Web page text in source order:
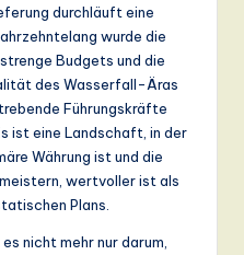
durchläuft eine
wurde die
Budgets und die
des Wasserfall-Äras
Führungskräfte
ist eine Landschaft, in der
Währung ist und die
wertvoller ist als
Plans.
nicht mehr nur darum,